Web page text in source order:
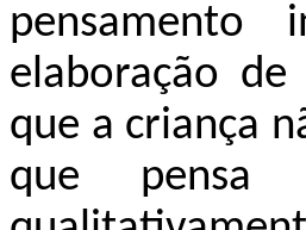
elaboração
que a criança
que pensa